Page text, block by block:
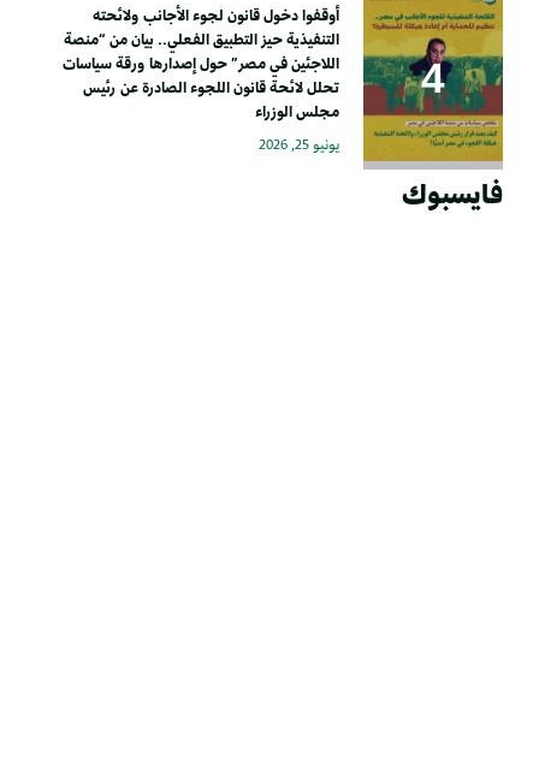
أوقفوا دخول قانون لجوء الأجانب ولائحته
التنفيذية حيز التطبيق الفعلي.. بيان من “منصة
اللاجئين في مصر” حول إصدارها ورقة سياسات
تحلل لائحة قانون اللجوء الصادرة عن رئيس
مجلس الوزراء
يونيو 25, 2026
فايسبوك